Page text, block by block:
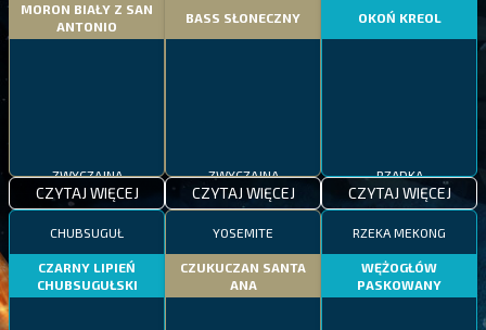
MORON BIAŁY Z SAN
ANTONIO
ZWYCZAJNA
CZYTAJ WIĘCEJ
BASS SŁONECZNY
ZWYCZAJNA
CZYTAJ WIĘCEJ
OKOŃ KREOL
RZADKA
CZYTAJ WIĘCEJ
CHUBSUGUŁ
CZARNY LIPIEŃ
CHUBSUGUŁSKI
YOSEMITE
CZUKUCZAN SANTA
ANA
RZEKA MEKONG
WĘŻOGŁÓW
PASKOWANY